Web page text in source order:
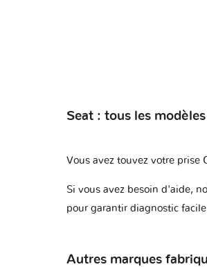
Seat : tous les
Vous avez touvez votre prise
Si vous avez besoin d'aide,
pour garantir diagnostic facile.
Autres marques